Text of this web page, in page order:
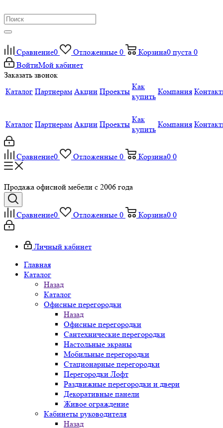
Сравнение0 Отложенные 0 Корзина0 пуста 0
ВойтиМой кабинет
Заказать звонок
Каталог Партнерам Акции Проекты
Как
купить
Компания
Каталог Партнерам Акции Проекты
Как
купить
Компания
Сравнение0 Отложенные 0 Корзина0 0
Продажа офисной мебели с 2006 года
Сравнение0 Отложенные 0 Корзина0 0
Личный кабинет
Главная
Каталог
Назад
Каталог
Офисные перегородки
Назад
Офисные перегородки
Сантехнические перегородки
Настольные экраны
Мобильные перегородки
Стационарные перегородки
Перегородки Лофт
Раздвижные перегородки и двери
Декоративные панели
Живое ограждение
Кабинеты руководителя
Назад